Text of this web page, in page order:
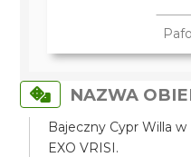
NAZWA
Bajeczny Cypr Willa
EXO VRISI.